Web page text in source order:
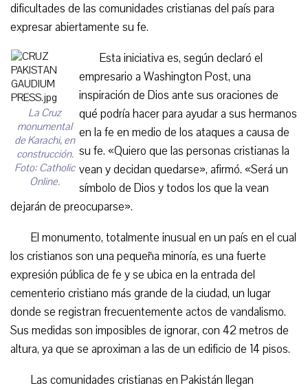
dificultades de las comunidades cristianas del país para
expresar abiertamente su fe.
La Cruz
monumental
de Karachi, en
construcción.
Foto: Catholic
Online.
Esta iniciativa es, según declaró el
empresario a Washington Post, una
inspiración de Dios ante sus oraciones de
qué podría hacer para ayudar a sus hermanos
en la fe en medio de los ataques a causa de
su fe. «Quiero que las personas cristianas la
vean y decidan quedarse», afirmó. «Será un
símbolo de Dios y todos los que la vean
dejarán de preocuparse».
El monumento, totalmente inusual en un país en el cual
los cristianos son una pequeña minoría, es una fuerte
expresión pública de fe y se ubica en la entrada del
cementerio cristiano más grande de la ciudad, un lugar
donde se registran frecuentemente actos de vandalismo.
Sus medidas son imposibles de ignorar, con 42 metros de
altura, ya que se aproximan a las de un edificio de 14 pisos.
Las comunidades cristianas en Pakistán llegan